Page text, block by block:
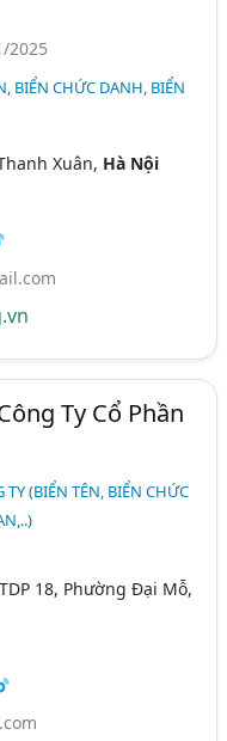
2025
BIỂN CHỨC DANH, BIỂN
Xuân, Hà Nội
Ty Cổ Phần
TY (BIỂN TÊN, BIỂN CHỨC
18, Phường Đại Mỗ,